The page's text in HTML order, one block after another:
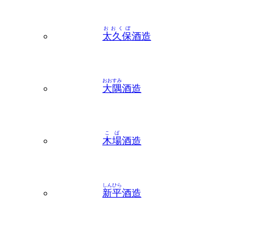
太久保
おおくぼ
酒造
大隅
おおすみ
酒造
木場
こば
酒造
新平
しんひら
酒造